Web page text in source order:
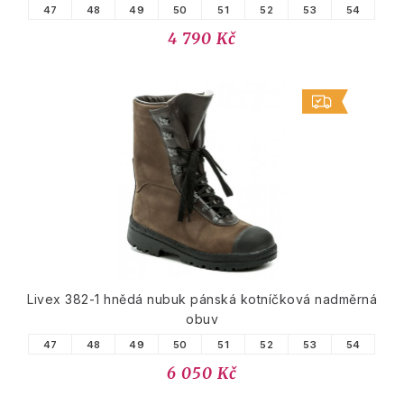
47 48 49 50 51 52 53 54
4 790 Kč
Livex 382-1 hnědá nubuk pánská kotníčková nadměrná
obuv
47 48 49 50 51 52 53 54
6 050 Kč